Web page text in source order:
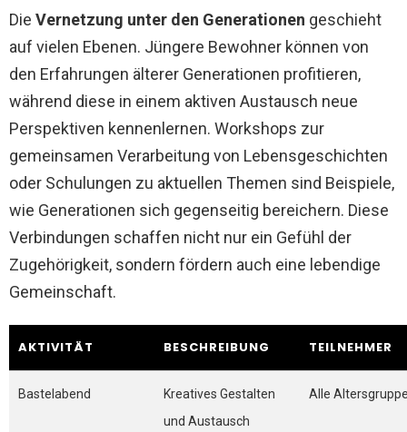
Die Vernetzung unter den Generationen geschieht
auf vielen Ebenen. Jüngere Bewohner können von
den Erfahrungen älterer Generationen profitieren,
während diese in einem aktiven Austausch neue
Perspektiven kennenlernen. Workshops zur
gemeinsamen Verarbeitung von Lebensgeschichten
oder Schulungen zu aktuellen Themen sind Beispiele,
wie Generationen sich gegenseitig bereichern. Diese
Verbindungen schaffen nicht nur ein Gefühl der
Zugehörigkeit, sondern fördern auch eine lebendige
Gemeinschaft.
AKTIVITÄT BESCHREIBUNG TEILNEHMER
Bastelabend
Kreatives Gestalten
und Austausch
Alle